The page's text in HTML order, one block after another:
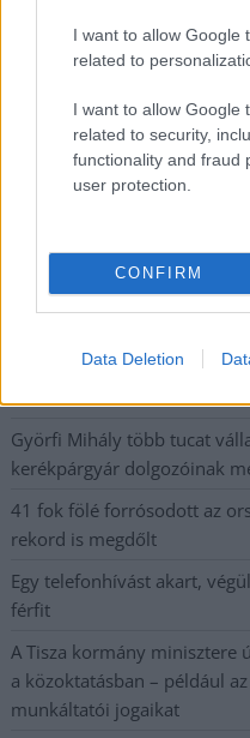
I want to allow Google
related to
I want to allow Google
related to security,
functionality and fraud
user protection.
CONFIRM
Data Deletion
Szolnokon egy
mértékben lebénul
Elromlott a
alapos késések alakultak ki
Ön szerint hogy készül a
Országos ellenőrzés indult
Az idei év leglassabb
kiskereskedelemben
Györfi Mihály több tucat
kerékpárgyár dolgozóinak
41 fok fölé forrósodott az
rekord is megdőlt
Egy telefonhívást akart,
férfit
A Tisza kormány minisztere
a közoktatásban – például
munkáltatói jogaikat